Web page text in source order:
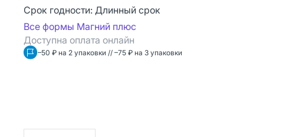
Срок годности: Длинный срок
Все формы Магний плюс
Доступна оплата онлайн
–50 ₽ на 2 упаковки // –75 ₽ на 3 упаковки